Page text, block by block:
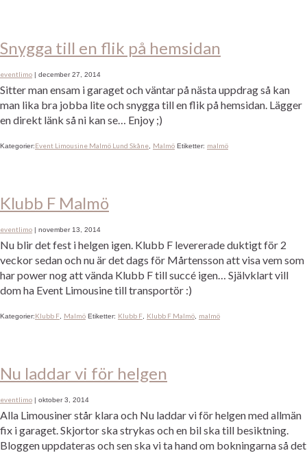
Snygga till en flik på hemsidan
eventlimo | december 27, 2014
Sitter man ensam i garaget och väntar på nästa uppdrag så kan
man lika bra jobba lite och snygga till en flik på hemsidan. Lägger
en direkt länk så ni kan se… Enjoy ;)
Kategorier:Event Limousine Malmö Lund Skåne Malmö Etiketter: malmö
Klubb F Malmö
eventlimo | november 13, 2014
Nu blir det fest i helgen igen. Klubb F levererade duktigt för 2
veckor sedan och nu är det dags för Mårtensson att visa vem som
har power nog att vända Klubb F till succé igen… Självklart vill
dom ha Event Limousine till transportör :)
Kategorier:Klubb F Malmö Etiketter: Klubb F Klubb F Malmö malmö
Nu laddar vi för helgen
eventlimo | oktober 3, 2014
Alla Limousiner står klara och Nu laddar vi för helgen med allmän
fix i garaget. Skjortor ska strykas och en bil ska till besiktning.
Bloggen uppdateras och sen ska vi ta hand om bokningarna så det